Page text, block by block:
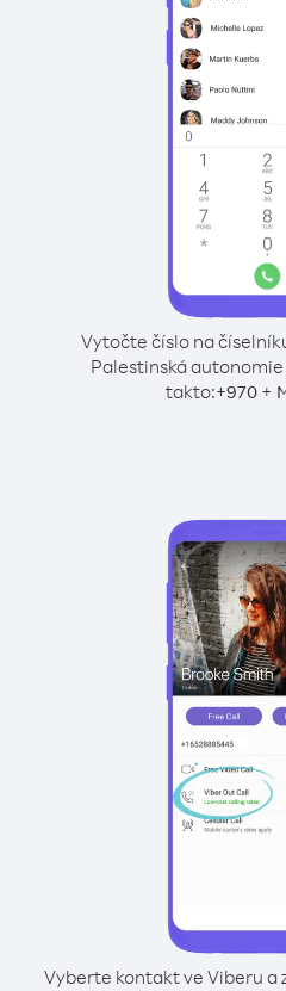
Vytočte číslo na
Palestinská
takto:+970 +
Vyberte kontakt ve Viberu a